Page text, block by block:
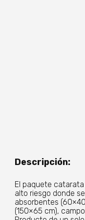
Descripción:
El paquete
alto riesgo donde
absorbentes
(150×65 cm),